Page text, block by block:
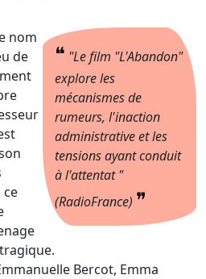
❝ "Le film "L'Abandon"
explore les
mécanismes de
rumeurs, l'inaction
administrative et les
tensions ayant conduit
à l'attentat "
(RadioFrance) ❞
nom
de
ce
Bercot, Emma